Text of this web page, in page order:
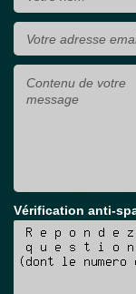
Vérification anti-